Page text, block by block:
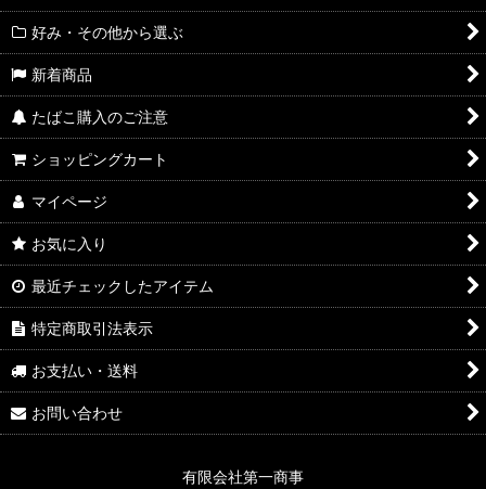
好み・その他から選ぶ
新着商品
たばこ購入のご注意
ショッピングカート
マイページ
お気に入り
最近チェックしたアイテム
特定商取引法表示
お支払い・送料
お問い合わせ
有限会社第一商事